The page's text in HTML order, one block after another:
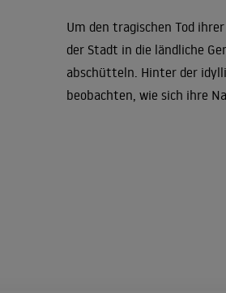
Um den tragischen Tod
der Stadt in die ländliche
abschütteln. Hinter der
beobachten, wie sich ihre